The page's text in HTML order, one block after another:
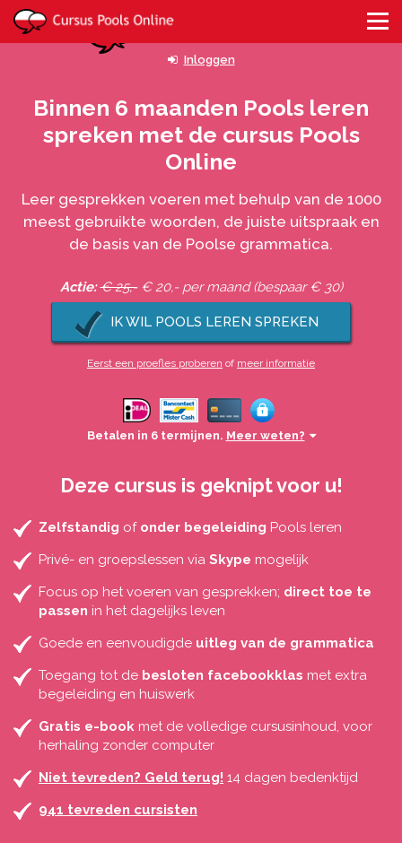
Inloggen
Binnen 6 maanden Pools leren
spreken met de cursus Pools
Online
Leer gesprekken voeren met behulp van de 1000
meest gebruikte woorden, de juiste uitspraak en
de basis van de Poolse grammatica.
Actie: € 25,-€ 20,- per maand (bespaar € 30)
IK WIL POOLS LEREN SPREKEN
Eerst een proefles proberen of meer informatie
Betalen in 6 termijnen. Meer weten?
Deze cursus is geknipt voor u!
Zelfstandig of onder begeleiding Pools leren
Privé- en groepslessen via Skype mogelijk
Focus op het voeren van gesprekken; direct toe te
passen in het dagelijks leven
Goede en eenvoudigde uitleg van de grammatica
Toegang tot de besloten facebookklas met extra
begeleiding en huiswerk
Gratis e-book met de volledige cursusinhoud, voor
herhaling zonder computer
Niet tevreden? Geld terug! 14 dagen bedenktijd
941 tevreden cursisten